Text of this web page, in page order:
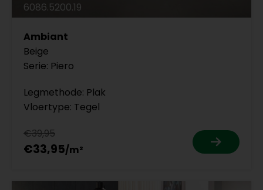
6086.5200.19
Ambiant
Beige
Serie: Piero
Legmethode: Plak
Vloertype: Tegel
€39,95
€33,95